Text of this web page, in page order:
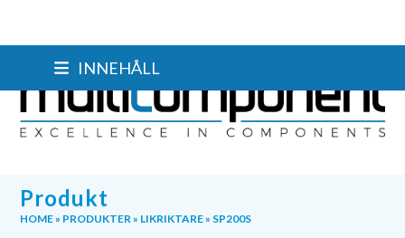
INNEHÅLL
Produkt
HOME» PRODUKTER» LIKRIKTARE» SP200S